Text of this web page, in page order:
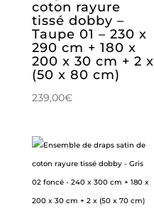
coton rayure
tissé dobby –
Taupe 01 – 230 x
290 cm + 180 x
200 x 30 cm + 2 x
(50 x 80 cm)
239,00€